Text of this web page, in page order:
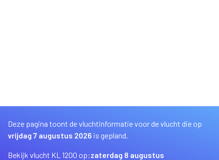
Deze pagina toont de vluchtinformatie voor de vlucht die op
vrijdag 7 augustus 2026 is gepland.
Bekijk vlucht KL 1200 op:zaterdag 8 augustus